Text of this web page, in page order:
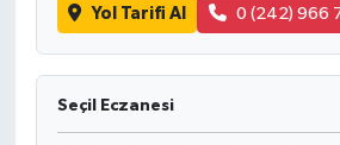
Yol Tarifi Al 0 (242) 966
Seçil Eczanesi